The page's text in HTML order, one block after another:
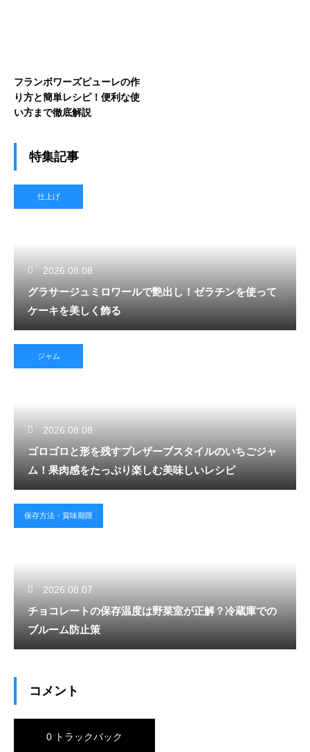
フランボワーズピューレの作
り方と簡単レシピ！便利な使
い方まで徹底解説
特集記事
仕上げ
2026.08.08
グラサージュミロワールで艶出し！ゼラチンを使って
ケーキを美しく飾る
ジャム
2026.08.08
ゴロゴロと形を残すプレザーブスタイルのいちごジャ
ム！果肉感をたっぷり楽しむ美味しいレシピ
保存方法・賞味期限
2026.08.07
チョコレートの保存温度は野菜室が正解？冷蔵庫での
ブルーム防止策
コメント
0 トラックバック